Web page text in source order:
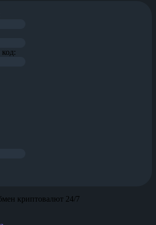
криптовалют 24/7